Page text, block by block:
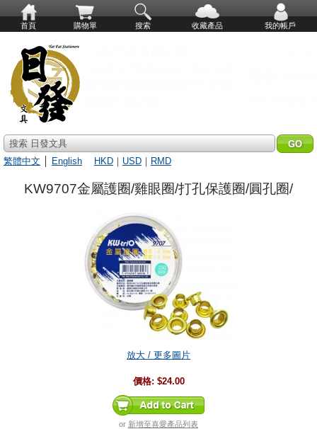
首頁 購物單 搜索 收藏產品 我的帳戶
搜索 日發文具
繁體中文
English HKD ｜ USD ｜ RMD
KW9707金屬護圈/雞眼圈/打孔保護圈/圓孔圈/
放大 / 更多圖片
價格: $24.00
or 新增至喜愛產品列表